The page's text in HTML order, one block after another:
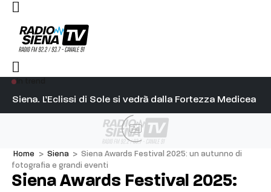
Siena. L’Eclissi di Sole si vedrà dalla Fortezza Medicea
su Diosu sono state poco corrette”
Ad
Home > Siena > Siena Awards Festival 2025: un autunno di
fotografia e grandi eventi
Siena Awards Festival 2025: